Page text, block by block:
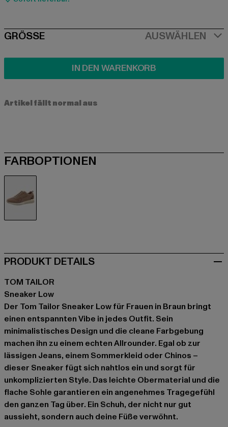
SIZE
GRÖSSE AUSWÄHLEN
IN DEN WARENKORB
Artikel fällt normal aus
FARBOPTIONEN
PRODUKT DETAILS
TOM TAILOR
Sneaker Low
Der Tom Tailor Sneaker Low für Frauen in Braun bringt
einen entspannten Vibe in jedes Outfit. Sein
minimalistisches Design und die cleane Farbgebung
machen ihn zu einem echten Allrounder. Egal ob zur
lässigen Jeans, einem Sommerkleid oder Chinos –
dieser Sneaker fügt sich nahtlos ein und sorgt für
unkomplizierten Style. Das leichte Obermaterial und die
flache Sohle garantieren ein angenehmes Tragegefühl
den ganzen Tag über. Ein Schuh, der nicht nur gut
aussieht, sondern auch deine Füße verwöhnt.